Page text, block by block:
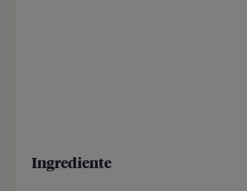
Ingrediente